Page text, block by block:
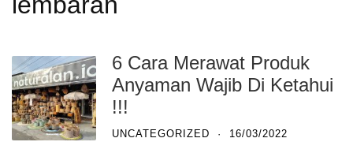
6 Cara Merawat Produk
Anyaman Wajib Di Ketahui
!!!
UNCATEGORIZED · 16/03/2022